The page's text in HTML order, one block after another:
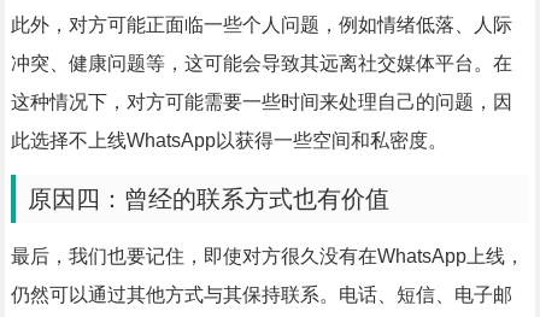
此外，对方可能正面临一些个人问题，例如情绪低落、人际
冲突、健康问题等，这可能会导致其远离社交媒体平台。在
这种情况下，对方可能需要一些时间来处理自己的问题，因
此选择不上线WhatsApp以获得一些空间和私密度。
原因四：曾经的联系方式也有价值
最后，我们也要记住，即使对方很久没有在WhatsApp上线，
仍然可以通过其他方式与其保持联系。电话、短信、电子邮